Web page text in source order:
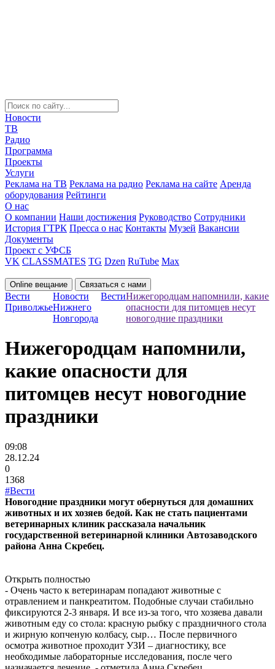
Новости
ТВ
Радио
Программа
Проекты
Услуги
Реклама на ТВ Реклама на радио Реклама на сайте Аренда
оборудования Рейтинги
О нас
О компании Наши достижения Руководство Сотрудники
История ГТРК Пресса о нас Контакты Музей Вакансии
Документы
Проект с УФСБ
VK CLASSMATES TG Dzen RuTube Max
Online вещание Связаться с нами
Вести
Приволжье
Новости
Нижнего
Новгорода
ВестиНижегородцам напомнили, какие
опасности для питомцев несут
новогодние праздники
Нижегородцам напомнили,
какие опасности для
питомцев несут новогодние
праздники
09:08
28.12.24
0
1368
#Вести
Новогодние праздники могут обернуться для домашних
животных и их хозяев бедой. Как не стать пациентами
ветеринарных клиник рассказала начальник
государственной ветеринарной клиники Автозаводского
района Анна Скребец.
Открыть полностью
- Очень часто к ветеринарам попадают животные с
отравлением и панкреатитом. Подобные случаи стабильно
фиксируются 2-3 января. И все из-за того, что хозяева давали
животным еду со стола: красную рыбку с праздничного стола
и жирную копченую колбасу, сыр… После первичного
осмотра животное проходит УЗИ – диагностику, все
необходимые лабораторные исследования, после чего